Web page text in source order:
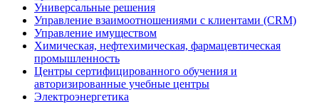
Универсальные решения
Управление взаимоотношениями с клиентами (CRM)
Управление имуществом
Химическая, нефтехимическая, фармацевтическая
промышленность
Центры сертифицированного обучения и
авторизированные учебные центры
Электроэнергетика